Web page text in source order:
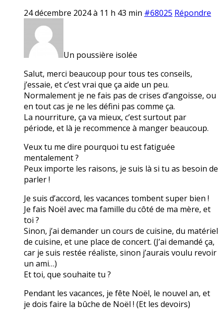
24 décembre 2024 à 11 h 43 min #68025 Répondre
Un poussière isolée
Salut, merci beaucoup pour tous tes conseils,
j’essaie, et c’est vrai que ça aide un peu.
Normalement je ne fais pas de crises d’angoisse, ou
en tout cas je ne les défini pas comme ça.
La nourriture, ça va mieux, c’est surtout par
période, et là je recommence à manger beaucoup.
Veux tu me dire pourquoi tu est fatiguée
mentalement ?
Peux importe les raisons, je suis là si tu as besoin de
parler !
Je suis d’accord, les vacances tombent super bien !
Je fais Noël avec ma famille du côté de ma mère, et
toi ?
Sinon, j’ai demander un cours de cuisine, du matériel
de cuisine, et une place de concert. (J’ai demandé ça,
car je suis restée réaliste, sinon j’aurais voulu revoir
un ami…)
Et toi, que souhaite tu ?
Pendant les vacances, je fête Noël, le nouvel an, et
je dois faire la bûche de Noël ! (Et les devoirs)